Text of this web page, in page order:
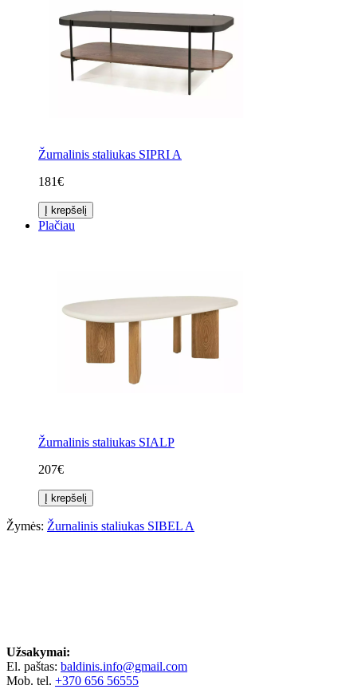
Žurnalinis staliukas SIPRI A
181€
Į krepšelį
Plačiau
Žurnalinis staliukas SIALP
207€
Į krepšelį
Žymės: Žurnalinis staliukas SIBEL A
Užsakymai:
El. paštas: baldinis.info@gmail.com
Mob. tel. +370 656 56555